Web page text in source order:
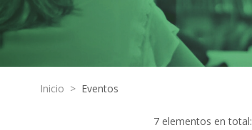
Inicio > Eventos
7 elementos en total: